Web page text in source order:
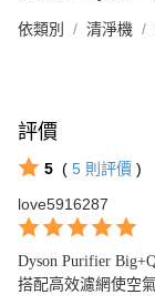
依類別 清淨機
評價
5 ( 5 則評價 )
love5916287
Dyson Purifier
搭配高效濾網使空